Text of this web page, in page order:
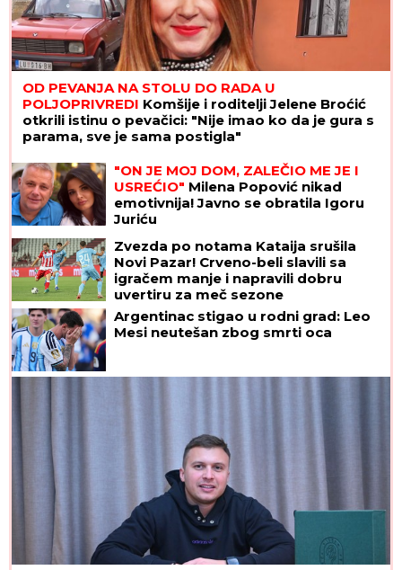
OD PEVANJA NA STOLU DO RADA U
POLJOPRIVREDI Komšije i roditelji Jelene Broćić
otkrili istinu o pevačici: "Nije imao ko da je gura s
parama, sve je sama postigla"
"ON JE MOJ DOM, ZALEČIO ME JE I
USREĆIO" Milena Popović nikad
emotivnija! Javno se obratila Igoru
Juriću
Zvezda po notama Kataija srušila
Novi Pazar! Crveno-beli slavili sa
igračem manje i napravili dobru
uvertiru za meč sezone
Argentinac stigao u rodni grad: Leo
Mesi neutešan zbog smrti oca